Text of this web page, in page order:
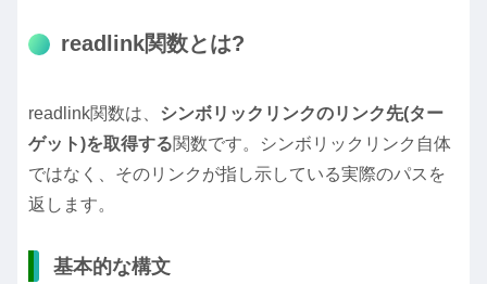
readlink関数とは?
readlink関数は、
シンボリックリンクのリンク先(ター
ゲット)を取得する関数です。シンボリックリンク自体
ではなく、そのリンクが指し示している実際のパスを
返します。
基本的な構文